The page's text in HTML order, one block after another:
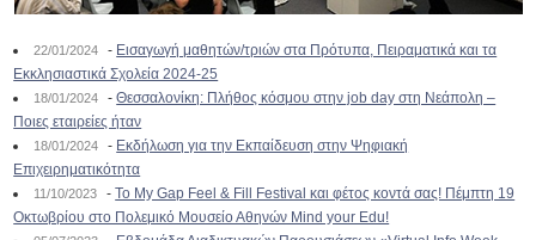
22/01/2024 - Εισαγωγή μαθητών/τριών στα Πρότυπα, Πειραματικά και τα
Εκκλησιαστικά Σχολεία 2024-25
18/01/2024 -Θεσσαλονίκη: Πλήθος κόσμου στην job day στη Νεάπολη –
Ποιες εταιρείες ήταν
18/01/2024 - Εκδήλωση για την Εκπαίδευση στην Ψηφιακή
Επιχειρηματικότητα
11/10/2023 -To My Gap Feel & Fill Festival και φέτος κοντά σας! Πέμπτη 19
Οκτωβρίου στο Πολεμικό Μουσείο Αθηνών Mind your Edu!